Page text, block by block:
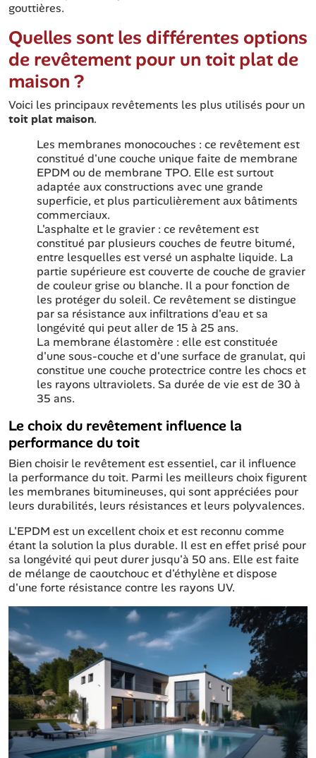
gouttières.
Quelles sont les différentes options
de revêtement pour un toit plat de
maison ?
Voici les principaux revêtements les plus utilisés pour un
toit plat maison.
Les membranes monocouches : ce revêtement est
constitué d'une couche unique faite de membrane
EPDM ou de membrane TPO. Elle est surtout
adaptée aux constructions avec une grande
superficie, et plus particulièrement aux bâtiments
commerciaux.
L'asphalte et le gravier : ce revêtement est
constitué par plusieurs couches de feutre bitumé,
entre lesquelles est versé un asphalte liquide. La
partie supérieure est couverte de couche de gravier
de couleur grise ou blanche. Il a pour fonction de
les protéger du soleil. Ce revêtement se distingue
par sa résistance aux infiltrations d'eau et sa
longévité qui peut aller de 15 à 25 ans.
La membrane élastomère : elle est constituée
d'une sous-couche et d'une surface de granulat, qui
constitue une couche protectrice contre les chocs et
les rayons ultraviolets. Sa durée de vie est de 30 à
35 ans.
Le choix du revêtement influence la
performance du toit
Bien choisir le revêtement est essentiel, car il influence
la performance du toit. Parmi les meilleurs choix figurent
les membranes bitumineuses, qui sont appréciées pour
leurs durabilités, leurs résistances et leurs polyvalences.
L'EPDM est un excellent choix et est reconnu comme
étant la solution la plus durable. Il est en effet prisé pour
sa longévité qui peut durer jusqu'à 50 ans. Elle est faite
de mélange de caoutchouc et d'éthylène et dispose
d'une forte résistance contre les rayons UV.